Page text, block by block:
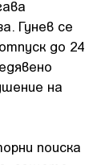
Гунев се
до 24
на
поиска